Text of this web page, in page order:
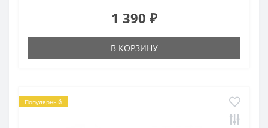
1 390 ₽
В КОРЗИНУ
Популярный